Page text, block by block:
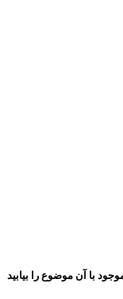
با آن موضوع را بیابید